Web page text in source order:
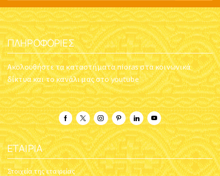
ΠΛΗΡΟΦΟΡΊΕΣ
Ακολουθήστε τα καταστήματα nioras στα κοινωνικά
δίκτυα και το κανάλι μας στο youtube
ΕΤΑΙΡΊΑ
Στοιχεία της εταιρείας